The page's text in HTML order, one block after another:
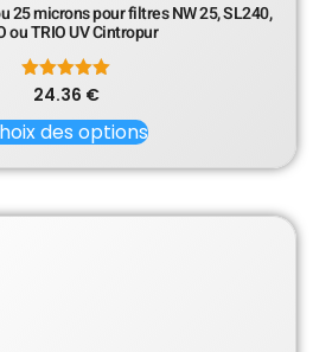
25 microns pour filtres NW 25, SL240,
ou TRIO UV Cintropur
Note
sur 5
24.36 €
des options